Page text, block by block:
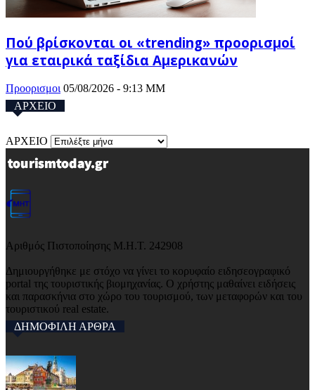
Πού βρίσκονται οι «trending» προορισμοί
για εταιρικά ταξίδια Αμερικανών
Προορισμοι 05/08/2026 - 9:13 ΜΜ
ΑΡΧΕΙΟ
ΑΡΧΕΙΟ
Αριθμός Πιστοποίησης Μ.Η.Τ. 242908
Δημιουργήθηκε με στόχο να γίνει το κορυφαίο ειδησεογραφικό
portal της τουριστικής βιομηχανίας. Ο χρήστης μαθαίνει ειδήσεις
και παρασκήνια στο χώρο του τουρισμού, των μεταφορών και του
τουριστικού real estate.
ΔΗΜΟΦΙΛΗ ΑΡΘΡΑ